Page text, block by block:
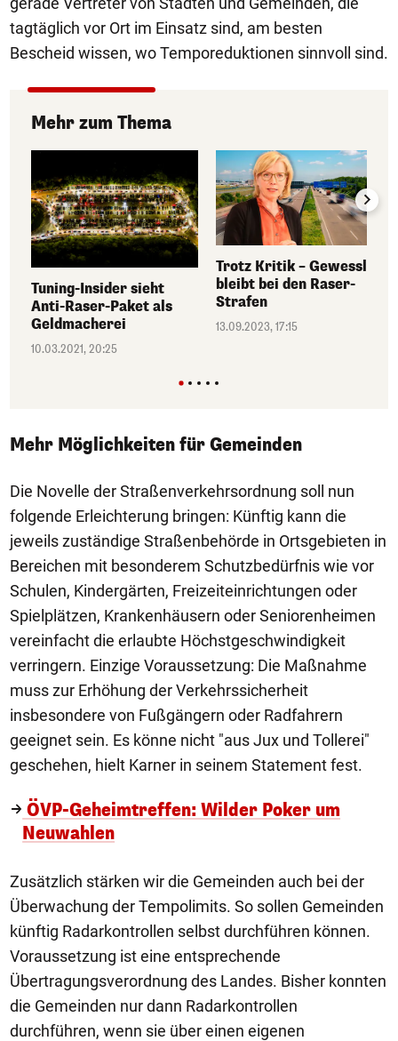
tagtäglich vor Ort im Einsatz sind, am besten
Bescheid wissen, wo Temporeduktionen sinnvoll sind.
Mehr zum Thema
Tuning-Insider sieht
Anti-Raser-Paket als
Geldmacherei
10.03.2021, 20:25
Trotz Kritik – Gewessler
bleibt bei den Raser-
Strafen
13.09.2023, 17:15
Mehr Möglichkeiten für Gemeinden
Die Novelle der Straßenverkehrsordnung soll nun
folgende Erleichterung bringen: Künftig kann die
jeweils zuständige Straßenbehörde in Ortsgebieten in
Bereichen mit besonderem Schutzbedürfnis wie vor
Schulen, Kindergärten, Freizeiteinrichtungen oder
Spielplätzen, Krankenhäusern oder Seniorenheimen
vereinfacht die erlaubte Höchstgeschwindigkeit
verringern. Einzige Voraussetzung: Die Maßnahme
muss zur Erhöhung der Verkehrssicherheit
insbesondere von Fußgängern oder Radfahrern
geeignet sein. Es könne nicht "aus Jux und Tollerei"
geschehen, hielt Karner in seinem Statement fest.
ÖVP-Geheimtreffen: Wilder Poker um
Neuwahlen
Zusätzlich stärken wir die Gemeinden auch bei der
Überwachung der Tempolimits. So sollen Gemeinden
künftig Radarkontrollen selbst durchführen können.
Voraussetzung ist eine entsprechende
Übertragungsverordnung des Landes. Bisher konnten
die Gemeinden nur dann Radarkontrollen
durchführen, wenn sie über einen eigenen